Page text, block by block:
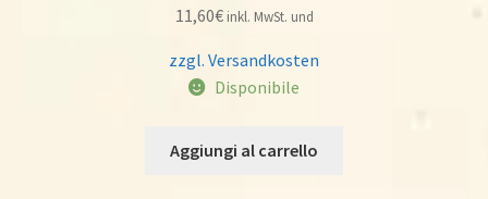
11,60€ inkl. MwSt. und
zzgl. Versandkosten
Disponibile
Aggiungi al carrello